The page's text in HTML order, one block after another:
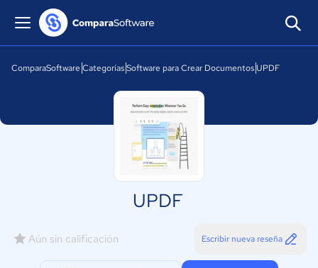
ComparaSoftware CategoríasSoftware para Crear Documentos UPDF
UPDF
Aún sin calificación Escribir nueva reseña